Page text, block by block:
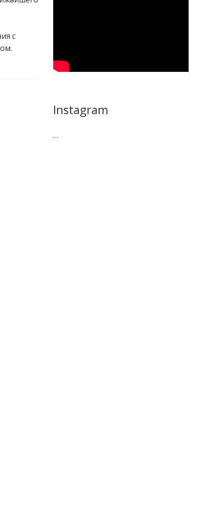
с
Instagram
…